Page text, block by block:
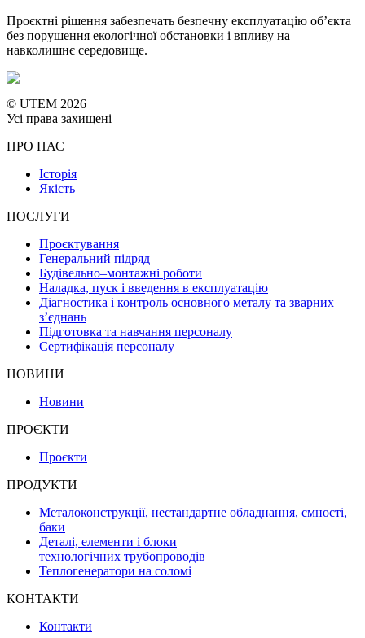
Проєктні рішення забезпечать безпечну експлуатацію об’єкта
без порушення екологічної обстановки і впливу на
навколишнє середовище.
© UTEM 2026
Усі права захищені
ПРО НАС
Історія
Якість
ПОСЛУГИ
Проєктування
Генеральний підряд
Будівельно–монтажні роботи
Наладка, пуск і введення в експлуатацію
Діагностика і контроль основного металу та зварних
з’єднань
Підготовка та навчання персоналу
Сертифікація персоналу
НОВИНИ
Новини
ПРОЄКТИ
Проєкти
ПРОДУКТИ
Металоконструкції, нестандартне обладнання, ємності,
баки
Деталі, елементи і блоки
технологічних трубопроводів
Теплогенератори на соломі
КОНТАКТИ
Контакти